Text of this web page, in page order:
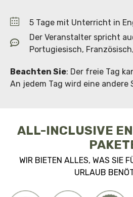
5 Tage mit Unterricht in
Der Veranstalter spricht
Portugiesisch,
Beachten Sie: Der freie Tag
An jedem Tag wird eine andere
ALL-INCLUSIVE
WIR BIETEN ALLES, WAS SIE
URLAUB